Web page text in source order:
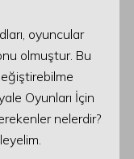
oyuncular
olmuştur. Bu
Oyunları İçin
nelerdir?